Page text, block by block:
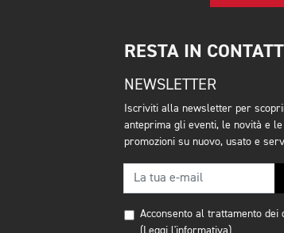
RESTA IN
NEWSLETTER
Iscriviti alla newsletter per
anteprima gli eventi, le novità e le
promozioni su nuovo, usato e
Acconsento al trattamento dei
(Leggi l'informativa)